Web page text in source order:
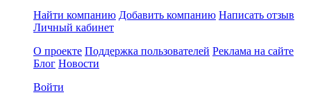
Найти компанию Добавить компанию Написать отзыв
Личный кабинет
О проекте Поддержка пользователей Реклама на сайте
Блог Новости
Войти